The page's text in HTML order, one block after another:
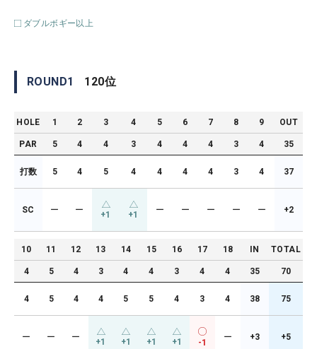
ダブルボギー以上
ROUND1 120位
HOLE 1 2 3 4 5 6 7 8 9 OUT
PAR 5 4 4 3 4 4 4 3 4 35
打数 5 4 5 4 4 4 4 3 4 37
SC ー ー +1 +1 ー ー ー ー ー +2
10 11 12 13 14 15 16 17 18 IN TOTAL
4 5 4 3 4 4 3 4 4 35 70
4 5 4 4 5 5 4 3 4 38 75
ー ー ー +1 +1 +1 +1 -1
ー +3 +5